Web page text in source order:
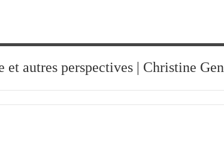
et autres perspectives | Christine